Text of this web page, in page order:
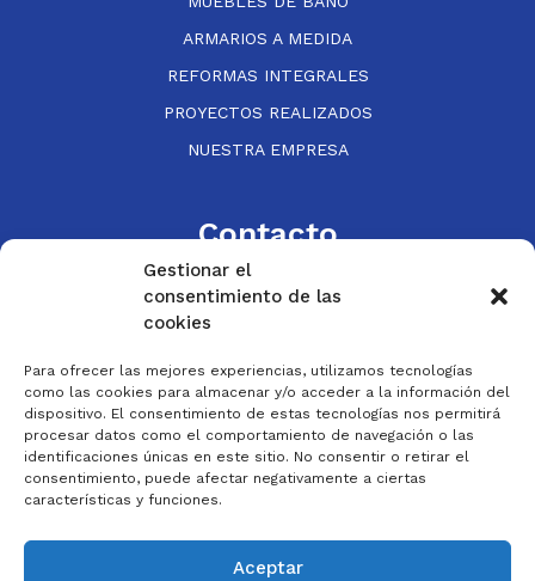
Gestionar el
consentimiento de las
cookies
Para ofrecer las mejores experiencias, utilizamos tecnologías
como las cookies para almacenar y/o acceder a la información del
dispositivo. El consentimiento de estas tecnologías nos permitirá
procesar datos como el comportamiento de navegación o las
identificaciones únicas en este sitio. No consentir o retirar el
consentimiento, puede afectar negativamente a ciertas
características y funciones.
Aceptar
ARMARIOS A MEDIDA
REFORMAS INTEGRALES
PROYECTOS REALIZADOS
NUESTRA EMPRESA
Contacto
Via Univérsitas, 55. 50017 Zaragoza
exposicion@roypes.com
Política de privacidad